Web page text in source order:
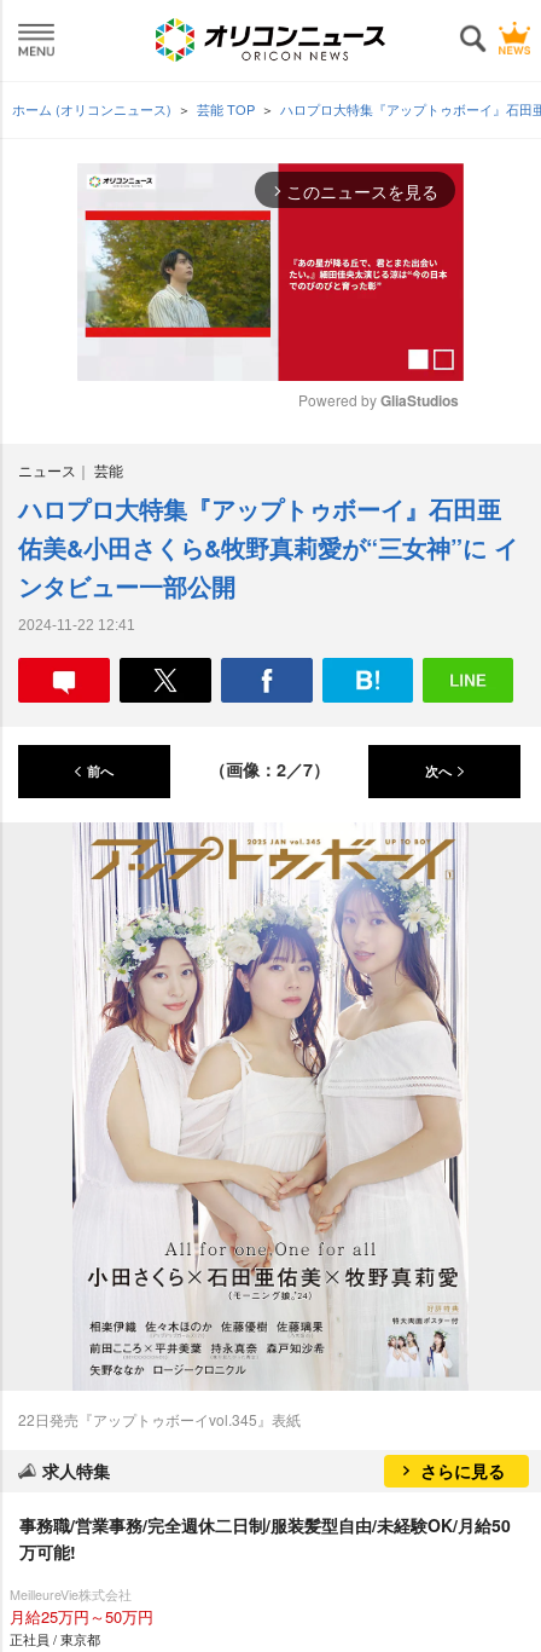
ホーム (オリコンニュース) 芸能 TOP ハロプロ大特集『アップトゥボーイ』石田
arrow_forward_ios このニュースを見る
e
Powered by GliaStudios
ニュース 芸能
ハロプロ大特集『アップトゥボーイ』石田亜
佑美&小田さくら&牧野真莉愛が“三女神”に イ
ンタビュー一部公開
2024-11-22 12:41
前へ （画像：2／7） 次へ
22日発売『アップトゥボーイvol.345』表紙
求人特集 さらに見る
事務職/営業事務/完全週休二日制/服装髪型自由/未経験OK/月給50
万可能!
MeilleureVie株式会社
月給25万円～50万円
正社員 / 東京都